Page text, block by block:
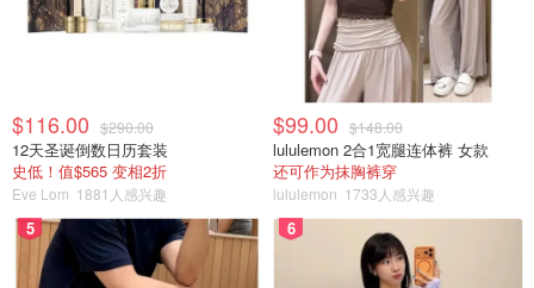
$116.00 $290.00
12天圣诞倒数日历套装
史低！值$565 变相2折
Eve Lom 1881人感兴趣
$99.00 $148.00
lululemon 2合1宽腿连体裤 女款
还可作为抹胸裤穿
lululemon 1733人感兴趣
5 6